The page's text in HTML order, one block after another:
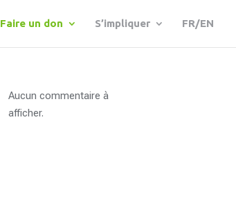
Faire un don S’impliquer FR/EN
Aucun commentaire à
afficher.